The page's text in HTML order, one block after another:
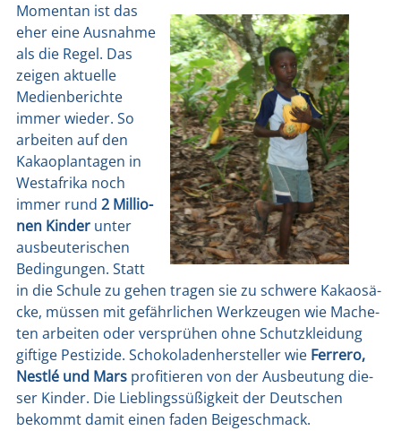
Momen­tan ist das
eher eine Aus­nah­me
als die Regel. Das
zei­gen aktu­el­le
Medi­en­be­rich­te
immer wie­der. So
arbei­ten auf den
Kakao­plan­ta­gen in
West­afri­ka noch
immer rund 2 Mil­lio­
nen Kin­derunter
aus­beu­te­ri­schen
Bedin­gun­gen. Statt
in die Schu­le zu gehen tra­gen sie zu schwe­re Kakao­sä­
cke, müs­sen mit gefähr­li­chen Werk­zeu­gen wie Mache­
ten arbei­ten oder ver­sprü­hen ohne Schutz­klei­dung
gif­ti­ge Pes­ti­zi­de. Scho­ko­la­den­her­stel­ler wieFer­re­ro,
Nest­lé und Marspro­fi­tie­ren von der Aus­beu­tung die­
ser Kin­der. Die Lieb­lings­sü­ßig­keit der Deut­schen
bekommt damit einen faden Bei­geschmack.